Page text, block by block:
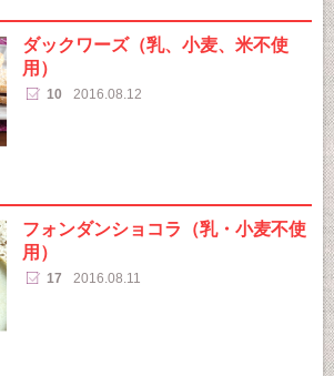
ダックワーズ（乳、小麦、米不使
用）
10 2016.08.12
フォンダンショコラ（乳・小麦不使
用）
17 2016.08.11